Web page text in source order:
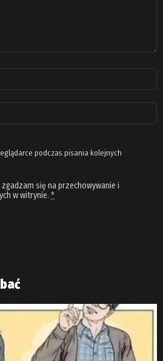
podczas pisania kolejnych
się na przechowywanie i
w witrynie. *